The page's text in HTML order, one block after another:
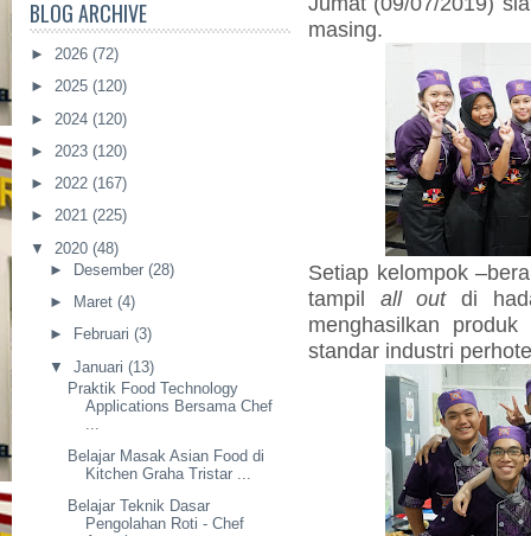
BLOG ARCHIVE
► 2026 (72)
► 2025 (120)
► 2024 (120)
► 2023 (120)
► 2022 (167)
► 2021 (225)
▼ 2020 (48)
►
Desember (28)
►
Maret (4)
►
Februari (3)
▼ Januari (13)
Praktik Food Technology
Applications Bersama Chef
Belajar Masak Asian Food di
Kitchen Graha Tristar ...
Belajar Teknik Dasar
Pengolahan Roti - Chef
masing.
Setiap kelompok
tampil all outdi
menghasilkan produk
standar industri